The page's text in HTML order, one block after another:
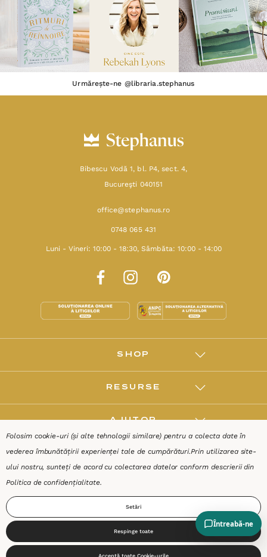
Urmărește-ne @libraria.stephanus
Bibescu Vodă 1, bl. P4, sect. 4,
Bucureşti 040151
office@stephanus.ro
0748 065 431
Luni - Vineri: 10:00 - 18:30, Sâmbăta: 10:00 - 14:00
SHOP
RESURSE
AJUTOR
DESPRE
Folosim cookie-uri (și alte tehnologii similare) pentru a colecta date în
vederea îmbunătățirii experienței tale de cumpărături.Prin utilizarea site-
ului nostru, sunteți de acord cu colectarea datelor conform descrierii din
Politica de confidențialitate.
Setări
Respinge toate
Acceptă toate Cookie-urile